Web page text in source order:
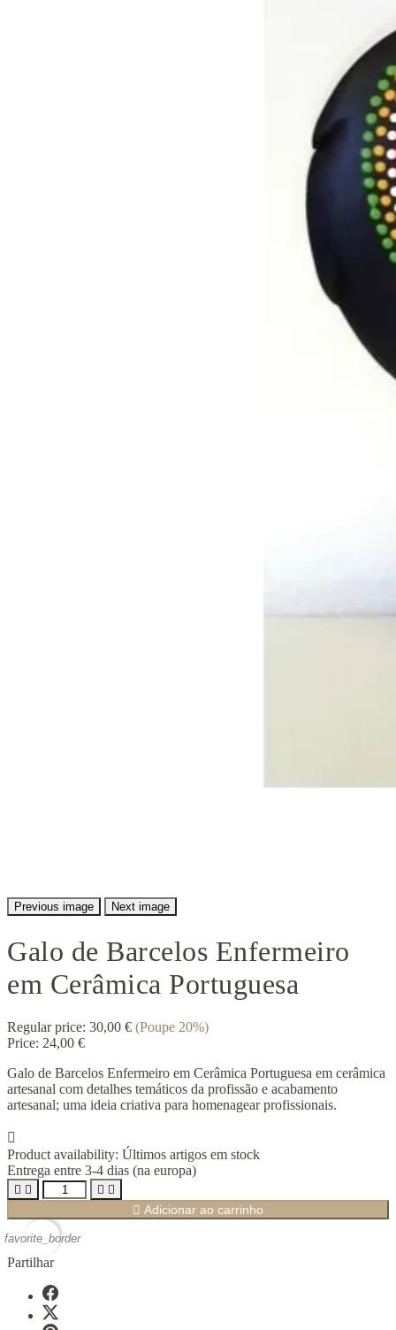
Previous image Next image
Galo de Barcelos Enfermeiro
em Cerâmica Portuguesa
Regular price: 30,00 € (Poupe 20%)
Price: 24,00 €
Galo de Barcelos Enfermeiro em Cerâmica Portuguesa em cerâmica
artesanal com detalhes temáticos da profissão e acabamento
artesanal; uma ideia criativa para homenagear profissionais.

Product availability: Últimos artigos em stock
Entrega entre 3-4 dias (na europa)
   
 Adicionar ao carrinho
favorite_border
Partilhar